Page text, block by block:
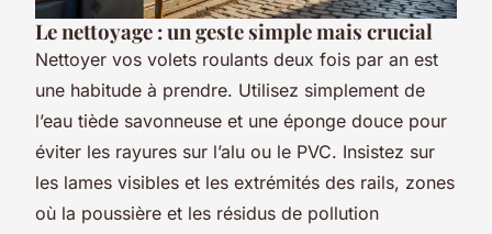
Le nettoyage : un geste simple mais crucial
Nettoyer vos volets roulants deux fois par an est
une habitude à prendre. Utilisez simplement de
l’eau tiède savonneuse et une éponge douce pour
éviter les rayures sur l’alu ou le PVC. Insistez sur
les lames visibles et les extrémités des rails, zones
où la poussière et les résidus de pollution